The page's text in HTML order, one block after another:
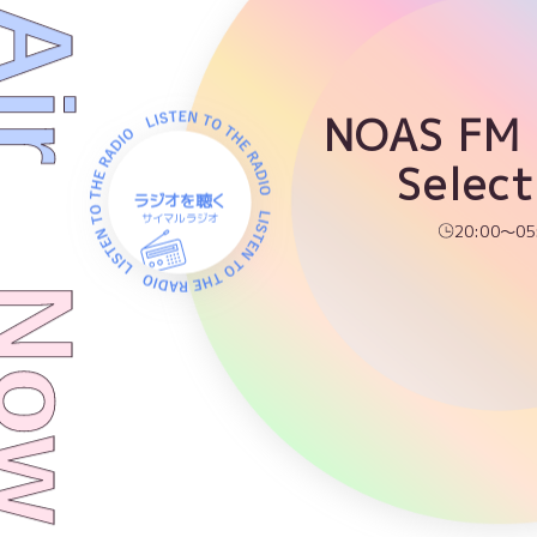
NOAS FM
20:00～
ラジオを聴く
サイマルラジオ